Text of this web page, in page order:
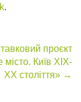
.
проєкт
місто. Київ ХІХ-
ХХ століття» →